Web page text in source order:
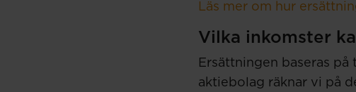
Läs mer om hur
Vilka inkomster
Ersättningen baseras
aktiebolag räknar vi på